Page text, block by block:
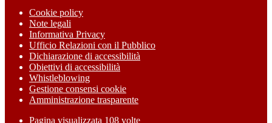
Cookie policy
Note legali
Informativa Privacy
Ufficio Relazioni con il Pubblico
Dichiarazione di accessibilità
Obiettivi di accessibilità
Whistleblowing
Gestione consensi cookie
Amministrazione trasparente
Pagina visualizzata 108 volte